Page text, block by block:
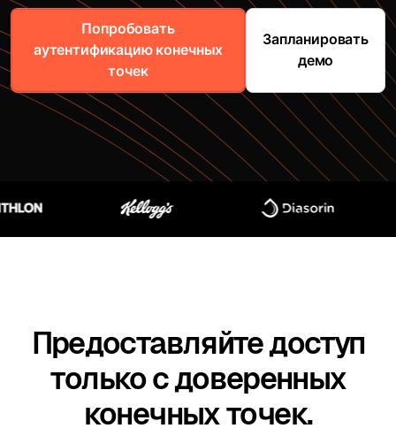
Попробовать
аутентификацию конечных
точек
Запланировать
демо
Предоставляйте доступ
только с доверенных
конечных точек.